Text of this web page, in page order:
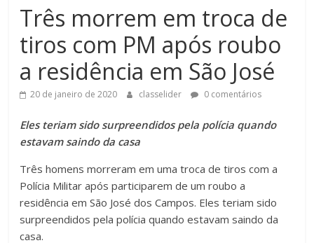
Três morrem em troca de
tiros com PM após roubo
a residência em São José
20 de janeiro de 2020 classelider 0 comentários
Eles teriam sido surpreendidos pela polícia quando
estavam saindo da casa
Três homens morreram em uma troca de tiros com a
Polícia Militar após participarem de um roubo a
residência em São José dos Campos. Eles teriam sido
surpreendidos pela polícia quando estavam saindo da
casa.